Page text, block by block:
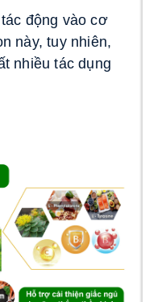
động vào cơ
này, tuy nhiên,
nhiều tác dụng